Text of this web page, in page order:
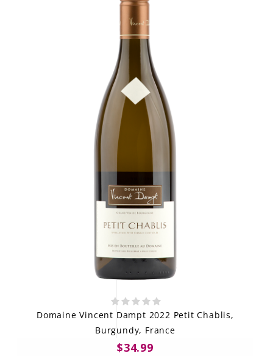
Domaine Vincent Dampt 2022 Petit Chablis,
Burgundy, France
$34.99